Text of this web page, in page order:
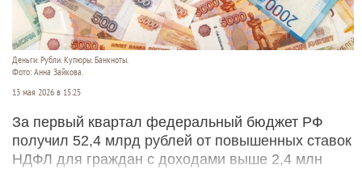
Деньги. Рубли. Купюры. Банкноты.
Фото: Анна Зайкова.
13 мая 2026 в 15:25
За первый квартал федеральный бюджет РФ
получил 52,4 млрд рублей от повышенных ставок
НДФЛ для граждан с доходами выше 2,4 млн